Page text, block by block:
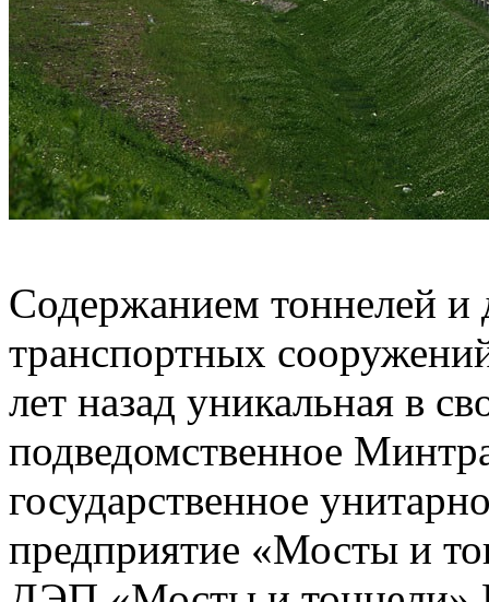
Содержанием тоннелей и
транспортных
лет назад уникальная в
подведомственное
государственное
предприятие «Мосты и